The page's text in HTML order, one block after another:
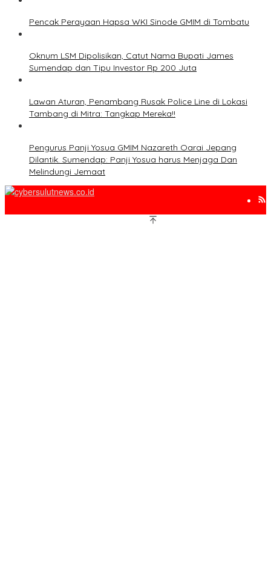
Pencak Perayaan Hapsa WKI Sinode GMIM di Tombatu
Oknum LSM Dipolisikan, Catut Nama Bupati James
Sumendap dan Tipu Investor Rp 200 Juta
Lawan Aturan, Penambang Rusak Police Line di Lokasi
Tambang di Mitra: Tangkap Mereka!!
Pengurus Panji Yosua GMIM Nazareth Oarai Jepang
Dilantik. Sumendap: Panji Yosua harus Menjaga Dan
Melindungi Jemaat